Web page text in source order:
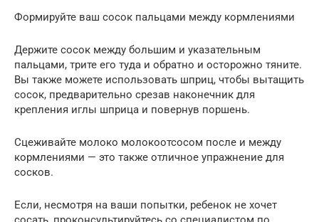
Формируйте ваш сосок пальцами между кормлениями
Держите сосок между большим и указательным
пальцами, трите его туда и обратно и осторожно тяните.
Вы также можете использовать шприц, чтобы вытащить
сосок, предварительно срезав наконечник для
крепления иглы шприца и повернув поршень.
Сцеживайте молоко молокоотсосом после и между
кормлениями — это также отличное упражнение для
сосков.
Если, несмотря на ваши попытки, ребенок не хочет